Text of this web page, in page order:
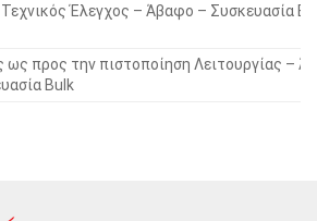
Έλεγχος – Άβαφο – Συσκευασία
ως προς την πιστοποίηση Λειτουργίας –
Bulk